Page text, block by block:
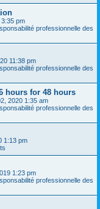
pm
professionnelle des
11:38 pm
professionnelle des
hours for 48 hours
2020 1:35 am
professionnelle des
1:13 pm
1:23 pm
professionnelle des